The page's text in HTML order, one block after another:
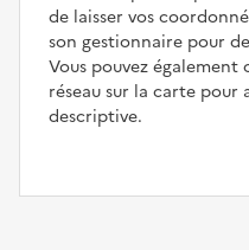
de laisser vos
son gestionnaire pour
Vous pouvez
réseau sur la carte pour
descriptive.